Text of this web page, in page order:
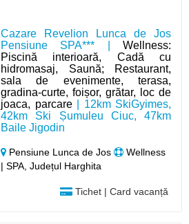
Cazare Revelion Lunca de Jos
Pensiune SPA*** | Wellness:
Piscină interioară, Cadă cu
hidromasaj, Saună; Restaurant,
sala de evenimente, terasa,
gradina-curte, foișor, grătar, loc de
joaca, parcare| 12km SkiGyimes,
42km Ski Șumuleu Ciuc, 47km
Baile Jigodin
Pensiune Lunca de Jos
Wellness
| SPA, Județul Harghita
Tichet | Card vacanță